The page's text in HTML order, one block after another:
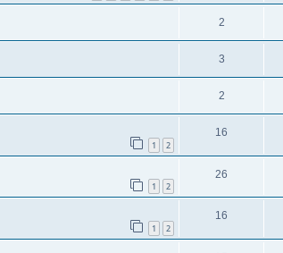
2
3
2
1 2
16
1 2
26
1 2
16